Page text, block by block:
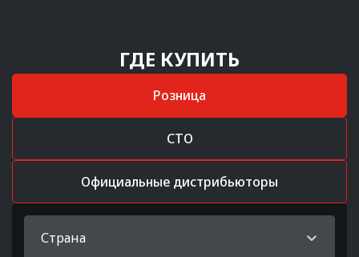
ГДЕ КУПИТЬ
Розница
СТО
Официальные дистрибьюторы
Страна